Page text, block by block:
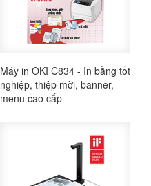
Máy in OKI C834 - In bằng tốt
nghiệp, thiệp mời, banner,
menu cao cấp